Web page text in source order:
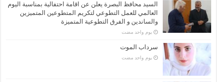
السيد محافظ البصرة يعلن عن اقامة احتفالية بمناسبة اليوم
العالمي للعمل التطوعي لتكريم المتطوعين المتميزين
والساندين و الفرق التطوعية المتميزة
‏يوم واحد مضت
سرداب الموت
‏يوم واحد مضت